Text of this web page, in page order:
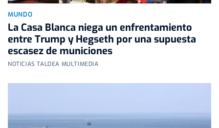
MUNDO
La Casa Blanca niega un enfrentamiento
entre Trump y Hegseth por una supuesta
escasez de municiones
NOTICIAS TALDEA MULTIMEDIA